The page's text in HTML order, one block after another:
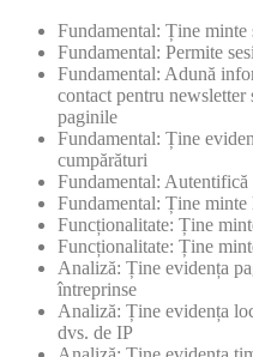
Fundamental: Ține
Fundamental: Permite
Fundamental: Adună
contact pentru newsletter
paginile
Fundamental: Ține
cumpărături
Fundamental:
Fundamental: Ține minte
Funcționalitate: Ține
Funcționalitate: Ține
Analiză: Ține evidența
întreprinse
Analiză: Ține evidența
dvs. de IP